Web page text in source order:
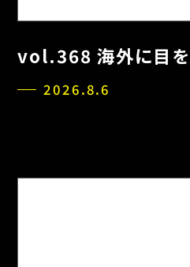
vol.368 海外に目を
2026.8.6